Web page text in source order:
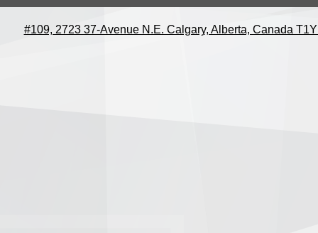
#109, 2723 37-Avenue N.E. Calgary, Alberta, Canada